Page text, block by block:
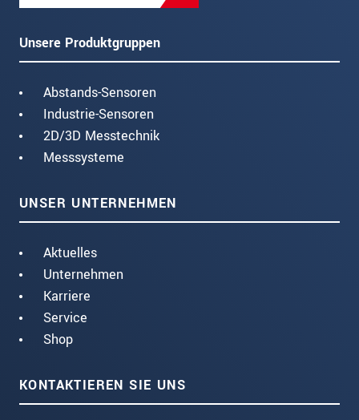
Unsere Produktgruppen
Abstands-Sensoren
Industrie-Sensoren
2D/3D Messtechnik
Messsysteme
UNSER UNTERNEHMEN
Aktuelles
Unternehmen
Karriere
Service
Shop
KONTAKTIEREN SIE UNS